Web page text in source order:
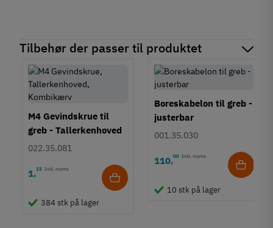
Tilbehør der passer til produktet
M4 Gevindskrue til
greb - Tallerkenhoved
- Krydskærv
022.35.081
1,15 Inkl. moms
384 stk på lager
Boreskabelon til greb -
justerbar
001.35.030
110,00 Inkl. moms
10 stk på lager